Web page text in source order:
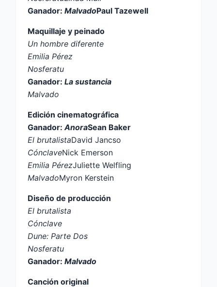
Ganador: MalvadoPaul Tazewell
Maquillaje y peinado
Un hombre diferente
Emilia Pérez
Nosferatu
Ganador: La sustancia
Malvado
Edición cinematográfica
Ganador: AnoraSean Baker
El brutalistaDavid Jancso
CónclaveNick Emerson
Emilia PérezJuliette Welfling
MalvadoMyron Kerstein
Diseño de producción
El brutalista
Cónclave
Dune: Parte Dos
Nosferatu
Ganador: Malvado
Canción original